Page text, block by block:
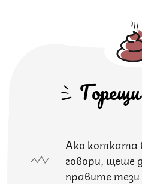
Ако котката
говори, щеше
правите